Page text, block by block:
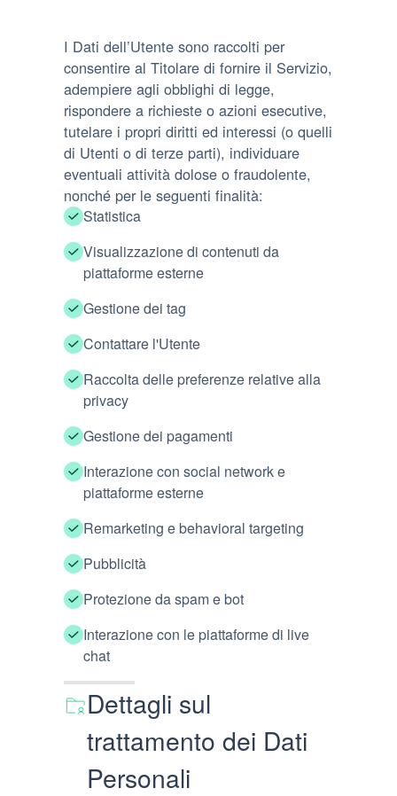
I Dati dell’Utente sono raccolti per
consentire al Titolare di fornire il Servizio,
adempiere agli obblighi di legge,
rispondere a richieste o azioni esecutive,
tutelare i propri diritti ed interessi (o quelli
di Utenti o di terze parti), individuare
eventuali attività dolose o fraudolente,
nonché per le seguenti finalità:
Statistica
Visualizzazione di contenuti da
piattaforme esterne
Gestione dei tag
Contattare l'Utente
Raccolta delle preferenze relative alla
privacy
Gestione dei pagamenti
Interazione con social network e
piattaforme esterne
Remarketing e behavioral targeting
Pubblicità
Protezione da spam e bot
Interazione con le piattaforme di live
chat
Dettagli sul
trattamento dei Dati
Personali